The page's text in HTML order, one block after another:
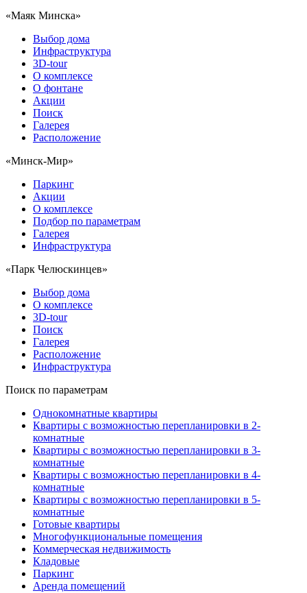
«Маяк Минска»
Выбор дома
Инфраструктура
3D-tour
О комплексе
О фонтане
Акции
Поиск
Галерея
Расположение
«Минск-Мир»
Паркинг
Акции
О комплексе
Подбор по параметрам
Галерея
Инфраструктура
«Парк Челюскинцев»
Выбор дома
О комплексе
3D-tour
Поиск
Галерея
Расположение
Инфраструктура
Поиск по параметрам
Однокомнатные квартиры
Квартиры с возможностью перепланировки в 2-
комнатные
Квартиры с возможностью перепланировки в 3-
комнатные
Квартиры с возможностью перепланировки в 4-
комнатные
Квартиры с возможностью перепланировки в 5-
комнатные
Готовые квартиры
Многофункциональные помещения
Коммерческая недвижимость
Кладовые
Паркинг
Аренда помещений